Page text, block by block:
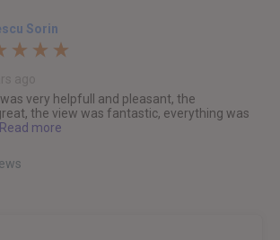
Sorin
very helpfull and pleasant, the
the view was fantastic, everything was
Read more